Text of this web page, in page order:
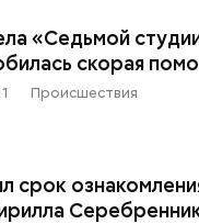
«Седьмой
скорая
Происшествия
срок